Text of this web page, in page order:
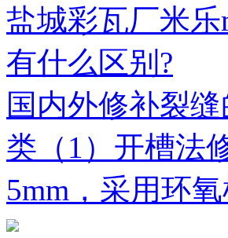
盐城彩瓦厂米
有什么区别?
国内外修补裂
类（1）开槽法
5mm，采用环